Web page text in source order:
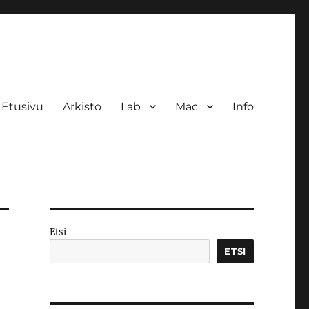
Etusivu Arkisto Lab Mac Info
Etsi
ETSI